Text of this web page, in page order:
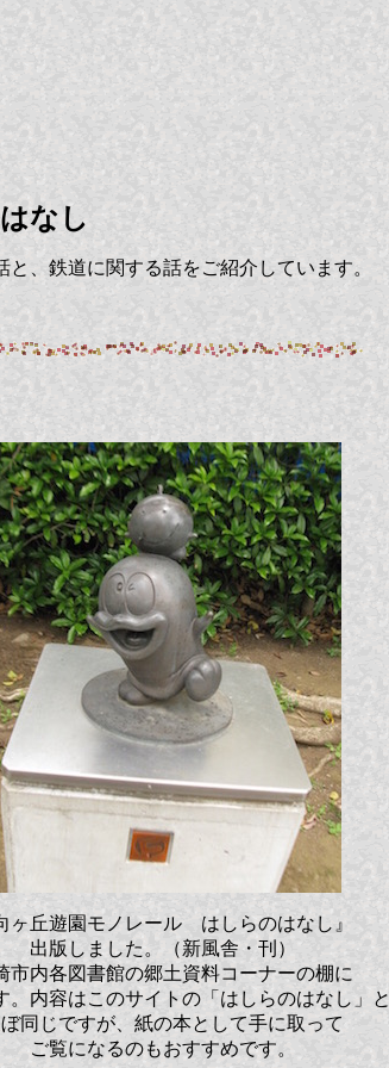
なし
、鉄道に関する話をご紹介しています。
ヶ丘遊園モノレール はしらのはなし』
出版しました。（新風舎・刊）
市内各図書館の郷土資料コーナーの棚に
。内容はこのサイトの「はしらのはなし」と
同じですが、紙の本として手に取って
ご覧になるのもおすすめです。